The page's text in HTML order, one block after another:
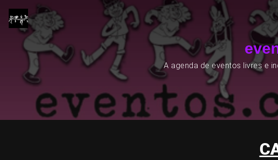
A agenda de eventos livres e